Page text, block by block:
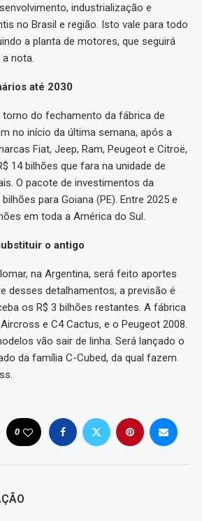
industrialização e
no Brasil e região. Isto vale para todo
a planta de motores, que seguirá
nota.
até 2030
do fechamento da fábrica de
no início da última semana, após a
Fiat, Jeep, Ram, Peugeot e Citroë,
14 bilhões que fara na unidade de
O pacote de investimentos da
para Goiana (PE). Entre 2025 e
em toda a América do Sul.
o antigo
na Argentina, será feito aportes
desses detalhamentos, a previsão é
os R$ 3 bilhões restantes. A fábrica
e C4 Cactus, e o Peugeot 2008.
vão sair de linha. Será lançado o
da família C-Cubed, da qual fazem
0